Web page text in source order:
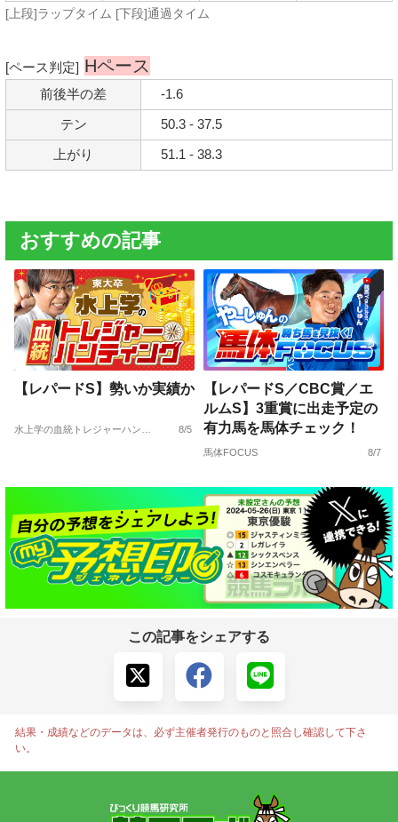
[上段]ラップタイム [下段]通過タイム
[ペース判定] Hペース
前後半の差 -1.6
テン 50.3 - 37.5
上がり 51.1 - 38.3
おすすめの記事
【レパードS】勢いか実績か
水上学の血統トレジャーハンティング 8/5
【レパードS／CBC賞／エ
ルムS】3重賞に出走予定の
有力馬を馬体チェック！
馬体FOCUS 8/7
この記事をシェアする
結果・成績などのデータは、必ず主催者発行のものと照合し確認して下さ
い。